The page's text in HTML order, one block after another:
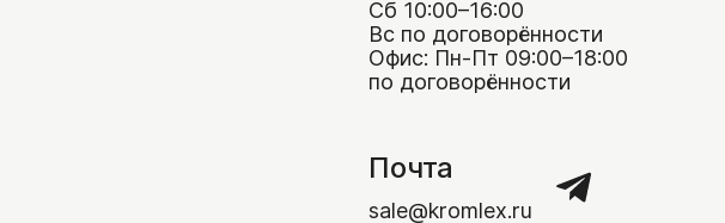
Сб 10:00–16:00
Вс по договорённости
Офис: Пн-Пт 09:00–18:00
по договорённости
Почта
sale@kromlex.ru